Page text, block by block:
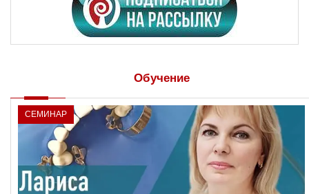
Обучение
СЕМИНАР